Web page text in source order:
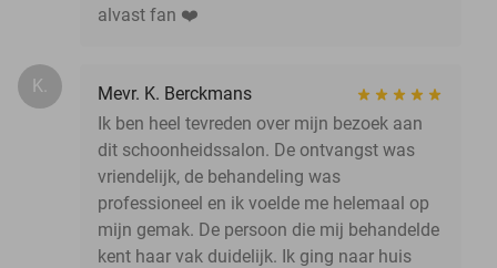
alvast fan ❤️
K.
Mevr. K. Berckmans
Ik ben heel tevreden over mijn bezoek aan
dit schoonheidssalon. De ontvangst was
vriendelijk, de behandeling was
professioneel en ik voelde me helemaal op
mijn gemak. De persoon die mij behandelde
kent haar vak duidelijk. Ik ging naar huis